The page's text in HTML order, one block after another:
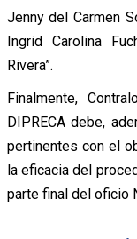
Jenny del Carmen
Ingrid Carolina
Rivera”.
Finalmente,
DIPRECA debe,
pertinentes con el
la eficacia del
parte final del oficio